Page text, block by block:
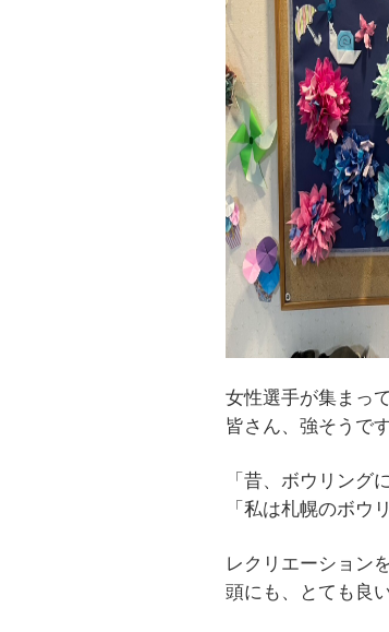
女性選手が集まっ
皆さん、強そうで
「昔、ボウリング
「私は札幌のボウ
レクリエーション
頭にも、とても良